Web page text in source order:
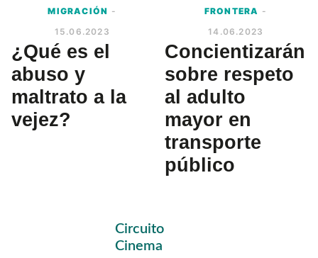
MIGRACIÓN -
15.06.2023
¿Qué es el
abuso y
maltrato a la
vejez?
FRONTERA -
14.06.2023
Concientizarán
sobre respeto
al adulto
mayor en
transporte
público
Primary
Sidebar
Circuito
Cinema